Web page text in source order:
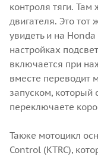
контроля тяги. Там
двигателя. Это
увидеть и на
настройках
включается при
вместе переводит
запуском, который
переключаете
Также мотоцикл
Control (KTRC),